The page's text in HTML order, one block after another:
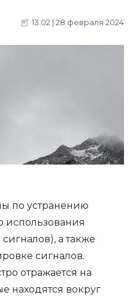
13:02 | 28 февраля 2024
по устранению
использования
а также
сигналов.
отражается на
находятся вокруг